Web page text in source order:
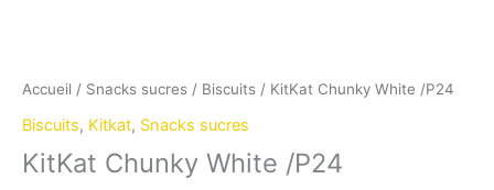
Accueil / Snacks sucres / Biscuits / KitKat Chunky White /P24
Biscuits, Kitkat, Snacks sucres
KitKat Chunky White /P24